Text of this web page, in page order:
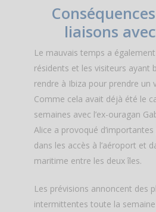
liaisons
Le mauvais temps a
résidents et les visiteurs ayant
rendre à Ibiza pour prendre un
Comme cela avait déjà été le
semaines avec l’ex-ouragan
Alice a provoqué
dans les accès à l’aéroport et
maritime entre les deux îles.
Les prévisions annoncent des
intermittentes toute la